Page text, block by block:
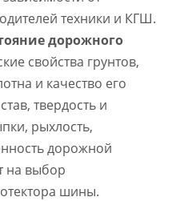
техники и КГШ.
дорожного
свойства грунтов,
и качество его
твердость и
рыхлость,
дорожной
на выбор
шины.